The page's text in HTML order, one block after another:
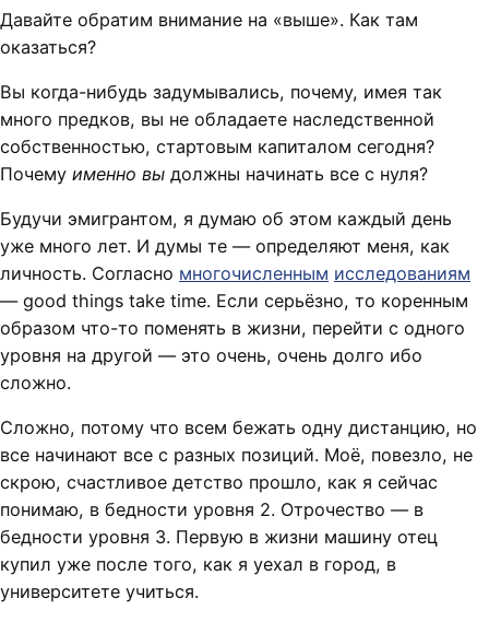
Давайте обратим внимание на «выше». Как там
оказаться?
Вы когда-нибудь задумывались, почему, имея так
много предков, вы не обладаете наследственной
собственностью, стартовым капиталом сегодня?
Почему именно вы должны начинать все с нуля?
Будучи эмигрантом, я думаю об этом каждый день
уже много лет. И думы те — определяют меня, как
личность. Согласно многочисленным исследованиям
— good things take time. Если серьёзно, то коренным
образом что-то поменять в жизни, перейти с одного
уровня на другой — это очень, очень долго ибо
сложно.
Сложно, потому что всем бежать одну дистанцию, но
все начинают все с разных позиций. Моё, повезло, не
скрою, счастливое детство прошло, как я сейчас
понимаю, в бедности уровня 2. Отрочество — в
бедности уровня 3. Первую в жизни машину отец
купил уже после того, как я уехал в город, в
университете учиться.